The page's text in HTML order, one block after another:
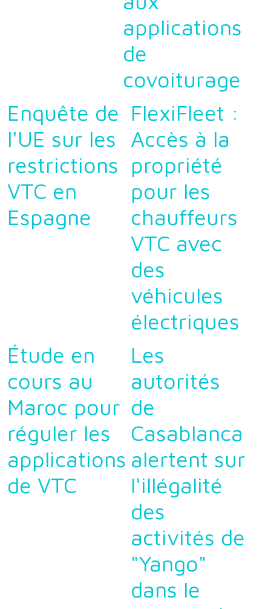
applications
de
covoiturage
Enquête de
l'UE sur les
restrictions
VTC en
Espagne
FlexiFleet :
Accès à la
propriété
pour les
chauffeurs
VTC avec
des
véhicules
électriques
Étude en
cours au
Maroc pour
réguler les
applications
de VTC
Les
autorités
de
Casablanca
alertent sur
l'illégalité
des
activités de
"Yango"
dans le